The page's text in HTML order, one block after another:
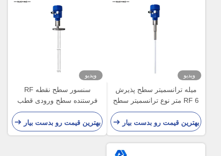
ویدیو
میله ترانسمیتر سطح پذیرش
RF 6 متر نوع ترانسمیتر سطح
سخت عایق
بهترین قیمت رو بدست بیار
ویدیو
سنسور سطح نقطه RF
فرستنده سطح ورودی قطب
سخت RF 2.5MPa
بهترین قیمت رو بدست بیار